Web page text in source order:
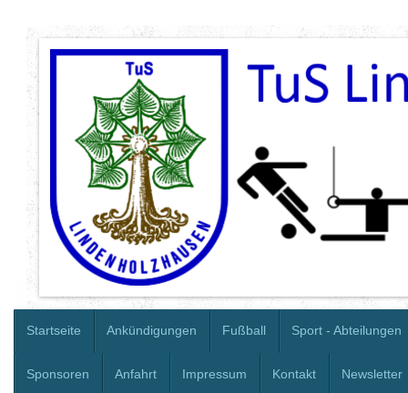
Startseite Ankündigungen Fußball Sport - Abteilungen
Sponsoren Anfahrt Impressum Kontakt Newsletter